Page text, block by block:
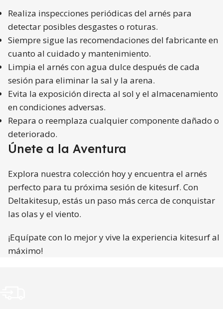
Realiza inspecciones periódicas del arnés para
detectar posibles desgastes o roturas.
Siempre sigue las recomendaciones del fabricante en
cuanto al cuidado y mantenimiento.
Limpia el arnés con agua dulce después de cada
sesión para eliminar la sal y la arena.
Evita la exposición directa al sol y el almacenamiento
en condiciones adversas.
Repara o reemplaza cualquier componente dañado o
deteriorado.
Únete a la Aventura
Explora nuestra colección hoy y encuentra el arnés
perfecto para tu próxima sesión de kitesurf. Con
Deltakitesup, estás un paso más cerca de conquistar
las olas y el viento.
¡Equípate con lo mejor y vive la experiencia kitesurf al
máximo!